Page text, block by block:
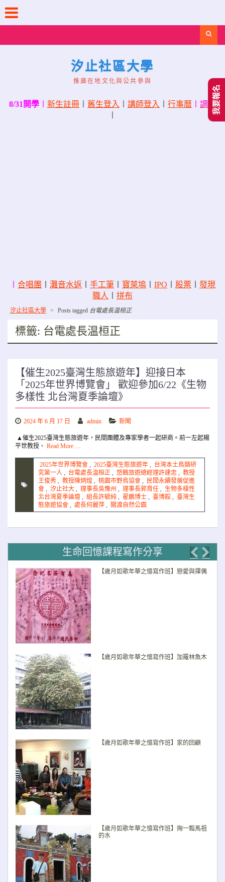
content
汐止社區大學
推廣在地文化與公共參與
8/31開學 新生註冊 舊生登入 講師登入 行事曆
調課
合唱團 灘音水返 手工筆 寶萊塢 IPO 股票
發現
職人
拼布
汐止社區大學 > Posts tagged 台電處長温桓正
標籤: 台電處長温桓正
【催生2025臺灣生態旅遊年】迎接日本
「2025年世界博覽會」 歡迎參加6/22《生物
多樣性 北台灣夏季論壇》
2024 年 6 月 17 日 admin 新聞
▲催生2025臺灣生態旅遊年，民間團體及專家學者一起研商。前一左起楊
平世教授、 Read More …
2025年世界博覽會 , 2025臺灣生態旅遊年 , 台灣本土鳥類研
究第一人 , 台電處長温桓正 , 悠鶴旅遊總經理許建忠 , 教授
王俊秀 , 教授陳炳煌 , 桃園市野鳥協會 ,
民間永續發展促進
會 , 汐止社大 , 理事長吳豫州 , 理事長郭育任 , 生物多樣性
北台灣夏季論壇 , 組長許毓純 , 翟鵬博士 , 臺博館 , 臺灣生
態旅遊協會 , 處長何麗萍 , 關渡自然公園
生命回憶課程寫作分享
【歲月如歌年華之憶寫作班】戀愛與擇偶
【歲月如歌年華之憶寫作班】加羅林魚木
【歲月如歌年華之憶寫作班】家的回顧
【歲月如歌年華之憶寫作班】掬一瓢馬祖
的水
我要報名